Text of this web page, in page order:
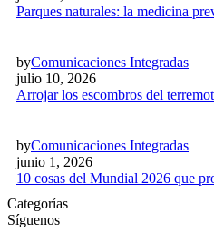
Parques naturales: la medicina
byComunicaciones Integradas
julio 10, 2026
Arrojar los escombros del
byComunicaciones Integradas
junio 1, 2026
10 cosas del Mundial 2026 que
Categorías
Síguenos